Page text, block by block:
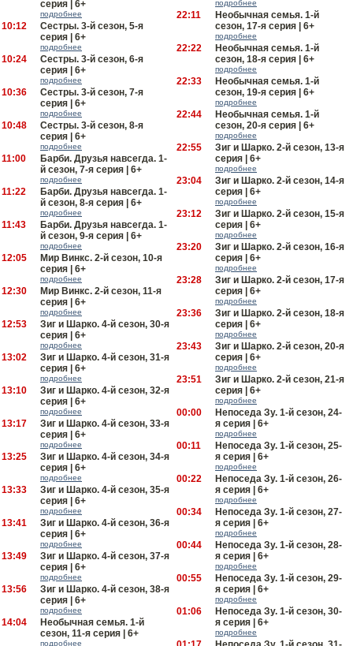
серия | 6+
подробнее
10:12
Сестры. 3-й сезон, 5-я
серия | 6+
подробнее
10:24
Сестры. 3-й сезон, 6-я
серия | 6+
подробнее
10:36
Сестры. 3-й сезон, 7-я
серия | 6+
подробнее
10:48
Сестры. 3-й сезон, 8-я
серия | 6+
подробнее
11:00
Барби. Друзья навсегда. 1-
й сезон, 7-я серия | 6+
подробнее
11:22
Барби. Друзья навсегда. 1-
й сезон, 8-я серия | 6+
подробнее
11:43
Барби. Друзья навсегда. 1-
й сезон, 9-я серия | 6+
подробнее
12:05
Мир Винкс. 2-й сезон, 10-я
серия | 6+
подробнее
12:30
Мир Винкс. 2-й сезон, 11-я
серия | 6+
подробнее
12:53
Зиг и Шарко. 4-й сезон, 30-я
серия | 6+
подробнее
13:02
Зиг и Шарко. 4-й сезон, 31-я
серия | 6+
подробнее
13:10
Зиг и Шарко. 4-й сезон, 32-я
серия | 6+
подробнее
13:17
Зиг и Шарко. 4-й сезон, 33-я
серия | 6+
подробнее
13:25
Зиг и Шарко. 4-й сезон, 34-я
серия | 6+
подробнее
13:33
Зиг и Шарко. 4-й сезон, 35-я
серия | 6+
подробнее
13:41
Зиг и Шарко. 4-й сезон, 36-я
серия | 6+
подробнее
13:49
Зиг и Шарко. 4-й сезон, 37-я
серия | 6+
подробнее
13:56
Зиг и Шарко. 4-й сезон, 38-я
серия | 6+
подробнее
14:04
Необычная семья. 1-й
сезон, 11-я серия | 6+
подробнее
подробнее
22:11
Необычная семья. 1-й
сезон, 17-я серия | 6+
подробнее
22:22
Необычная семья. 1-й
сезон, 18-я серия | 6+
подробнее
22:33
Необычная семья. 1-й
сезон, 19-я серия | 6+
подробнее
22:44
Необычная семья. 1-й
сезон, 20-я серия | 6+
подробнее
22:55
Зиг и Шарко. 2-й сезон, 13-я
серия | 6+
подробнее
23:04
Зиг и Шарко. 2-й сезон, 14-я
серия | 6+
подробнее
23:12
Зиг и Шарко. 2-й сезон, 15-я
серия | 6+
подробнее
23:20
Зиг и Шарко. 2-й сезон, 16-я
серия | 6+
подробнее
23:28
Зиг и Шарко. 2-й сезон, 17-я
серия | 6+
подробнее
23:36
Зиг и Шарко. 2-й сезон, 18-я
серия | 6+
подробнее
23:43
Зиг и Шарко. 2-й сезон, 20-я
серия | 6+
подробнее
23:51
Зиг и Шарко. 2-й сезон, 21-я
серия | 6+
подробнее
00:00
Непоседа Зу. 1-й сезон, 24-
я серия | 6+
подробнее
00:11
Непоседа Зу. 1-й сезон, 25-
я серия | 6+
подробнее
00:22
Непоседа Зу. 1-й сезон, 26-
я серия | 6+
подробнее
00:34
Непоседа Зу. 1-й сезон, 27-
я серия | 6+
подробнее
00:44
Непоседа Зу. 1-й сезон, 28-
я серия | 6+
подробнее
00:55
Непоседа Зу. 1-й сезон, 29-
я серия | 6+
подробнее
01:06
Непоседа Зу. 1-й сезон, 30-
я серия | 6+
подробнее